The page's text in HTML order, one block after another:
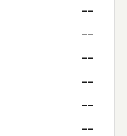
--
--
--
--
--
--